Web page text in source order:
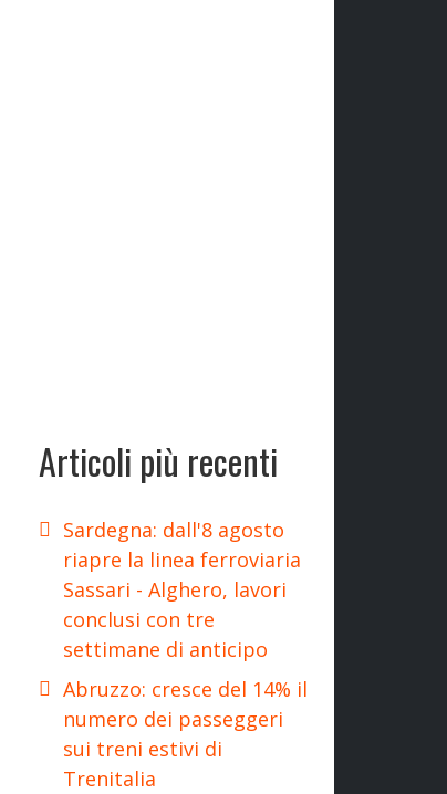
Articoli più recenti
Sardegna: dall'8 agosto
riapre la linea ferroviaria
Sassari - Alghero, lavori
conclusi con tre
settimane di anticipo
Abruzzo: cresce del 14% il
numero dei passeggeri
sui treni estivi di
Trenitalia